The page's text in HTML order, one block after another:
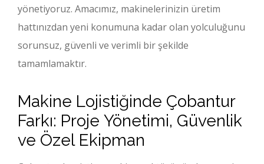
yönetiyoruz. Amacımız, makinelerinizin üretim
hattınızdan yeni konumuna kadar olan yolculuğunu
sorunsuz, güvenli ve verimli bir şekilde
tamamlamaktır.
Makine Lojistiğinde Çobantur
Farkı: Proje Yönetimi, Güvenlik
ve Özel Ekipman